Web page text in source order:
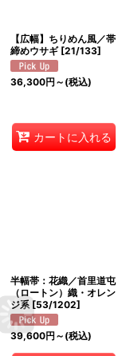
【広幅】ちりめん風／帯
締めウサギ [21/133]
36,300円 ～ (税込)
カートに入れる
半幅帯：花織／首里道屯
（ロートン）織・オレン
ジ系 [53/1202]
39,600円 ～ (税込)